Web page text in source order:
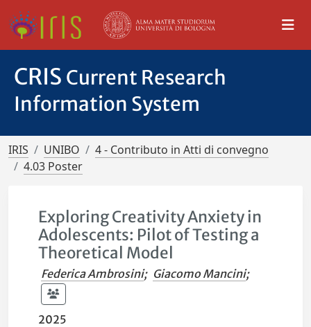
CRIS Current Research
Information System
IRIS UNIBO
4 - Contributo in Atti di convegno
4.03 Poster
Exploring Creativity Anxiety in
Adolescents: Pilot of Testing a
Theoretical Model
Federica Ambrosini; Giacomo Mancini;
2025